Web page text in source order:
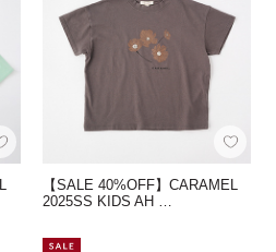
【SALE 40%OFF】CARAMEL
2025SS KIDS AH …